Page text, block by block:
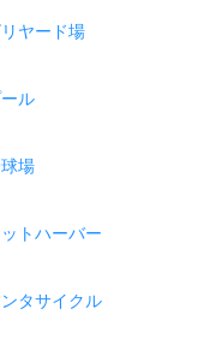
ヤード場
ル
場
トハーバー
タサイクル